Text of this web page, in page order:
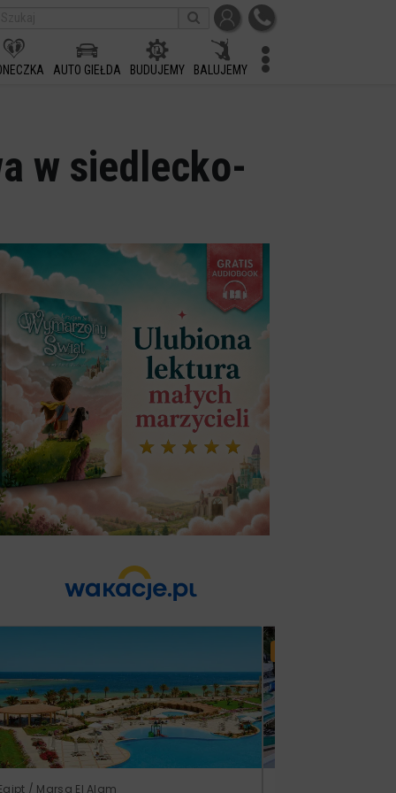
AUTO GIEŁDA BUDUJEMY BALUJEMY
w siedlecko-
/ Marsa El Alam